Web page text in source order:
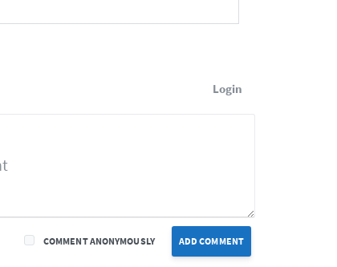
Login
ADD COMMENT
COMMENT ANONYMOUSLY